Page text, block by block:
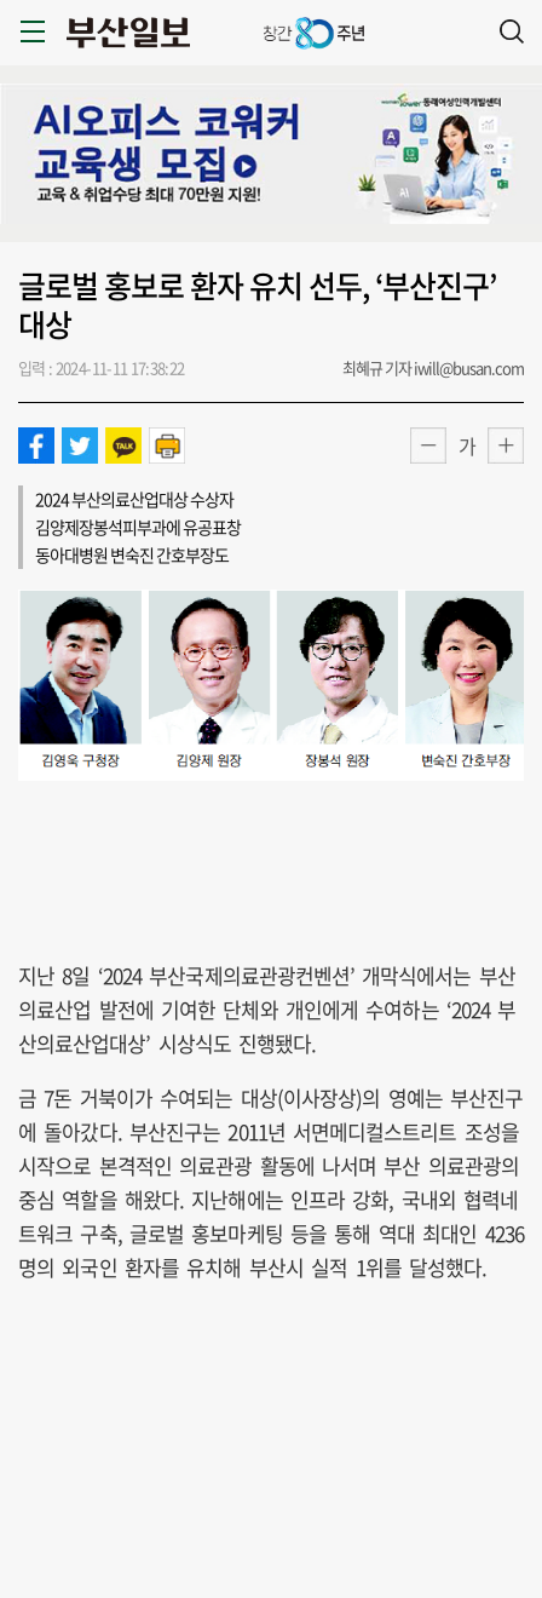
글로벌 홍보로 환자 유치 선두, ‘부산진구’
대상
입력 : 2024-11-11 17:38:22 최혜규 기자 iwill@busan.com
가
2024 부산의료산업대상 수상자
김양제장봉석피부과에 유공표창
동아대병원 변숙진 간호부장도
지난 8일 ‘2024 부산국제의료관광컨벤션’ 개막식에서는 부산
의료산업 발전에 기여한 단체와 개인에게 수여하는 ‘2024 부
산의료산업대상’ 시상식도 진행됐다.
금 7돈 거북이가 수여되는 대상(이사장상)의 영예는 부산진구
에 돌아갔다. 부산진구는 2011년 서면메디컬스트리트 조성을
시작으로 본격적인 의료관광 활동에 나서며 부산 의료관광의
중심 역할을 해왔다. 지난해에는 인프라 강화, 국내외 협력네
트워크 구축, 글로벌 홍보마케팅 등을 통해 역대 최대인 4236
명의 외국인 환자를 유치해 부산시 실적 1위를 달성했다.